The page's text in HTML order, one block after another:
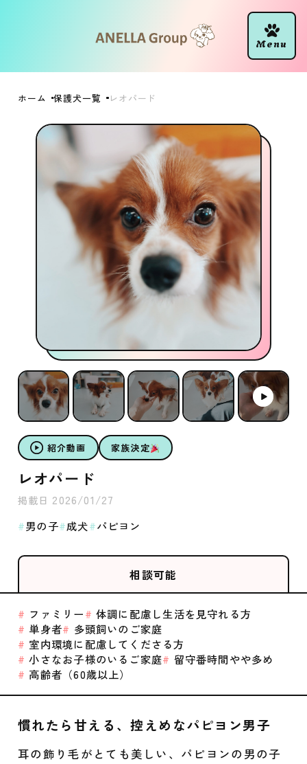
ホーム 保護犬一覧 レオパード
紹介動画 家族決定
レオパード
掲載日 2026/01/27
男の子 成犬 パピヨン
相談可能
ファミリー
体調に配慮し生活を見守れる方
単身者
多頭飼いのご家庭
室内環境に配慮してくださる方
小さなお子様のいるご家庭
留守番時間やや多め
高齢者（60歳以上）
慣れたら甘える、控えめなパピヨン男子
耳の飾り毛がとても美しい、パピヨンの男の子